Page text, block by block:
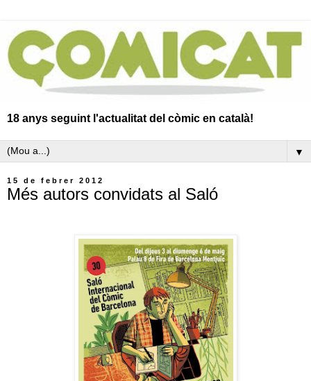
18 anys seguint l'actualitat del còmic en català!
▼
15 de febrer 2012
Més autors convidats al Saló